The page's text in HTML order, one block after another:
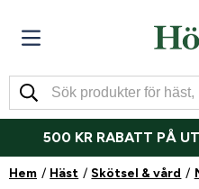
500 KR RABATT PÅ
Hem Häst Skötsel & vård